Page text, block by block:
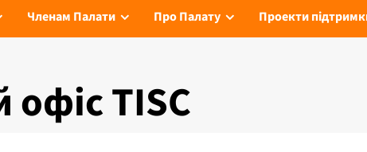
Членам Палати Про Палату Проекти
офіс TISC